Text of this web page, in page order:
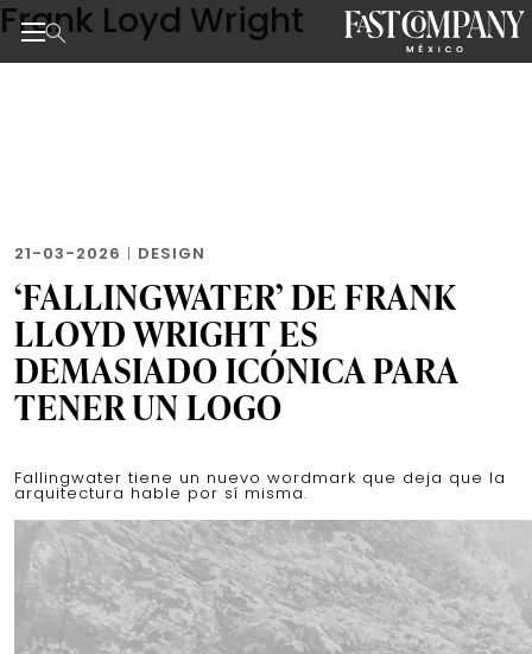
Skip
to
the
Frank Loyd Wright
21-03-2026 | DESIGN
‘FALLINGWATER’ DE FRANK
LLOYD WRIGHT ES
DEMASIADO ICÓNICA PARA
TENER UN LOGO
Fallingwater tiene un nuevo wordmark que deja que la
arquitectura hable por sí misma.